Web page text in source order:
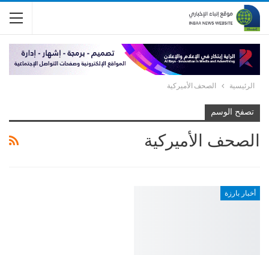
الرئيسية الصحف الأميركية
تصفح الوسم
الصحف الأميركية
أخبار بارزة